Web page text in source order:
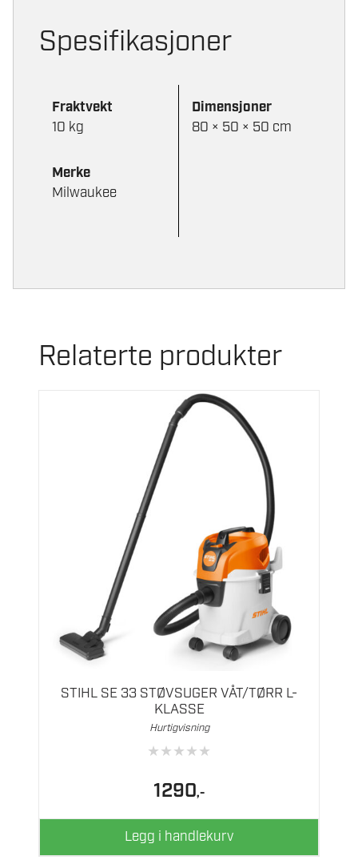
Vekt (kg) 8,0
Vibrasjonsnivå (m/s²)
Spesifikasjoner
Fraktvekt
10 kg
Dimensjoner
80 × 50 × 50 cm
Merke
Milwaukee
Relaterte produkter
STIHL SE 33 STØVSUGER VÅT/TØRR L-
KLASSE
Hurtigvisning
★★★★★
1290,-
Legg i handlekurv